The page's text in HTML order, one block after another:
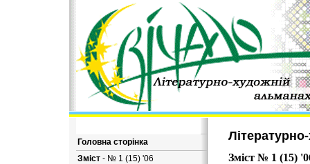
Головна сторінка
Зміст - № 1 (15) '06
Зміст № 1 (15)